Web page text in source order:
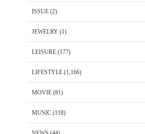
ISSUE (2)
JEWELRY (1)
LEISURE (177)
LIFESTYLE (1,166)
MOVIE (81)
MUSIC (118)